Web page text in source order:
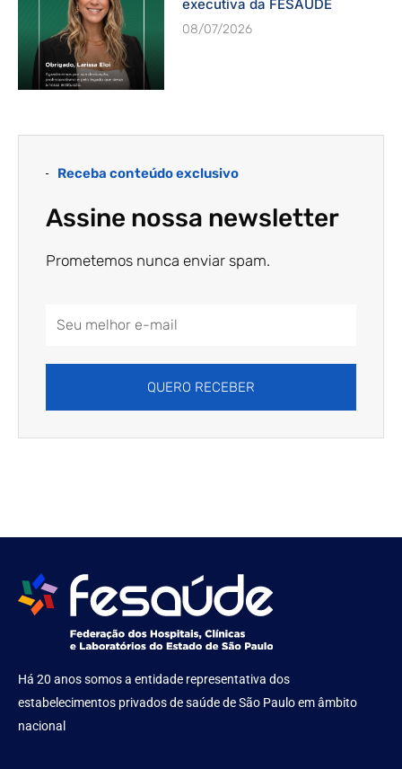
executiva da FESAÚDE
08/07/2026
Receba conteúdo exclusivo
Assine nossa newsletter
Prometemos nunca enviar spam.
QUERO RECEBER
Há 20 anos somos a entidade representativa dos
estabelecimentos privados de saúde de São Paulo em âmbito
nacional